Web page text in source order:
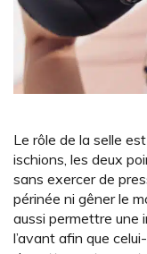
Le rôle de la selle
ischions, les deux
sans exercer de
périnée ni gêner le
aussi permettre une
l’avant afin que